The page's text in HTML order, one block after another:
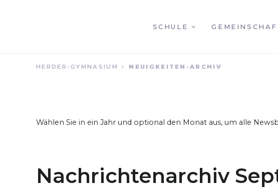
NAVIGATION
SCHULE
HERDER-GYMNASIUM NEUIGKEITEN-ARCHIV
Wählen Sie in ein Jahr und optional den Monat aus, um alle
Nachrichtenarchiv